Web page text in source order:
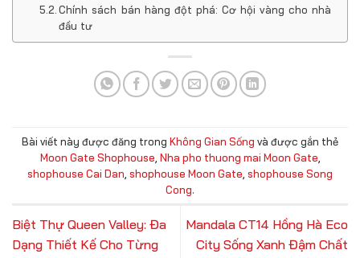
Chính sách bán hàng đột phá: Cơ hội vàng cho nhà
đầu tư
Bài viết này được đăng trong Không Gian Sống và được gắn thẻ
Moon Gate Shophouse Nha pho thuong mai Moon Gate
shophouse Cai Dan shophouse Moon Gate shophouse Song
Cong.
Biệt Thự Queen Valley: Đa
Dạng Thiết Kế Cho Từng
Mandala CT14 Hồng Hà Eco
City Sống Xanh Đậm Chất